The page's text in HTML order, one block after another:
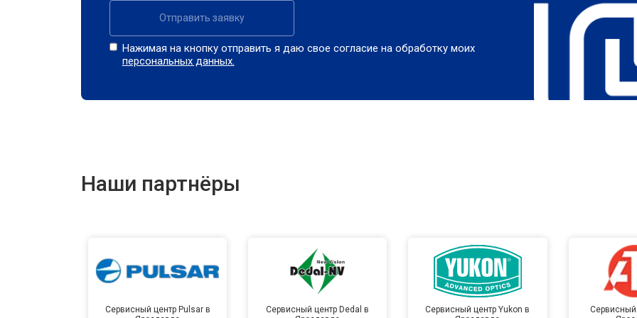
Отправить заявку
Нажимая на кнопку отправить я даю свое согласие на обработку моих
персональных данных.
Наши партнёры
Сервисный центр Pulsar в
Сервисный центр Dedal в
Сервисный центр Yukon в
Сервисный